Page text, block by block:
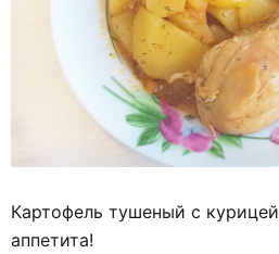
Картофель тушеный с
аппетита!